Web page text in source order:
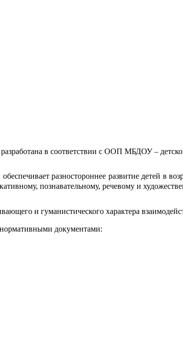
в соответствии с ООП МБДОУ –
разностороннее развитие детей в
познавательному, речевому и
и гуманистического характера
документами: